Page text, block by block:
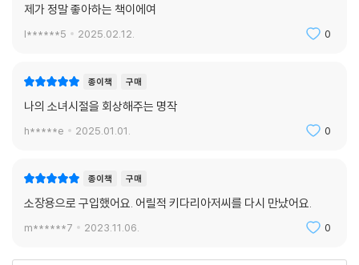
제가 정말 좋아하는 책이에여
l******5 2025.02.12. 0
종이책 구매
나의 소녀시절을 회상해주는 명작
h*****e 2025.01.01. 0
종이책 구매
소장용으로 구입했어요. 어릴적 키다리아저씨를 다시 만났어요.
m******7 2023.11.06. 0